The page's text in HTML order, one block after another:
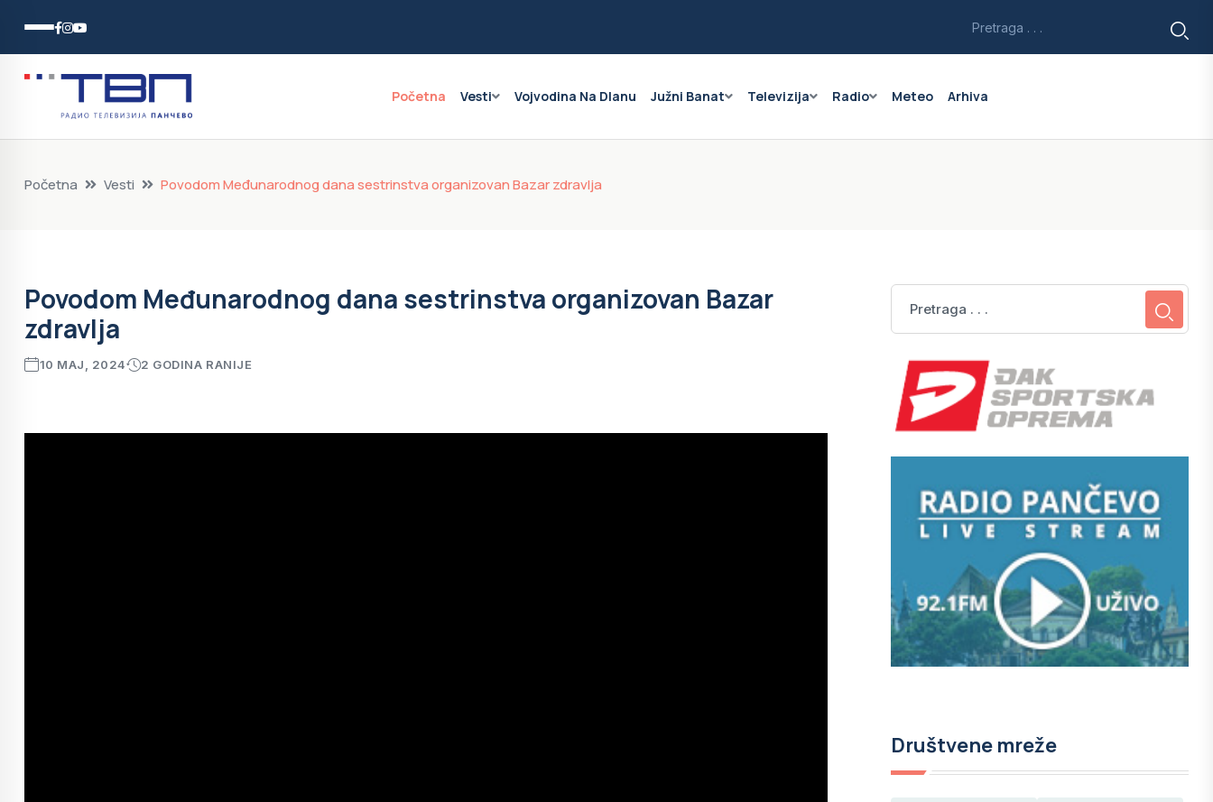
Početna Vesti Vojvodina Na Dlanu Južni Banat Televizija Radio Meteo Arhiva
Početna Vesti Povodom Međunarodnog dana sestrinstva organizovan Bazar zdravlja
Povodom Međunarodnog dana sestrinstva organizovan Bazar
zdravlja
10 MAJ, 2024 2 GODINA RANIJE
Društvene mreže